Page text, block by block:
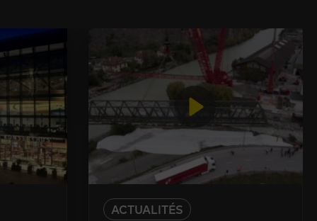
ACTUALITÉS